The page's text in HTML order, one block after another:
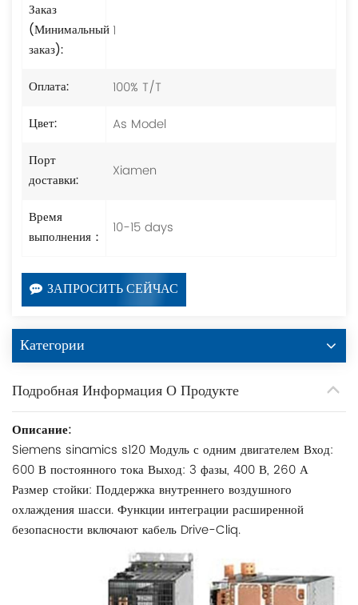
Заказ
(Минимальный
заказ):
1
Оплата:
100% T/T
Цвет:
As Model
Порт
доставки:
Xiamen
Время
выполнения：
10-15 days
ЗАПРОСИТЬ СЕЙЧАС
Категории
Подробная Информация О Продукте
Описание:
Siemens sinamics s120 Модуль с одним двигателем Вход:
600 В постоянного тока Выход: 3 фазы, 400 В, 260 А
Размер стойки: Поддержка внутреннего воздушного
охлаждения шасси. Функции интеграции расширенной
безопасности включают кабель Drive-Cliq.